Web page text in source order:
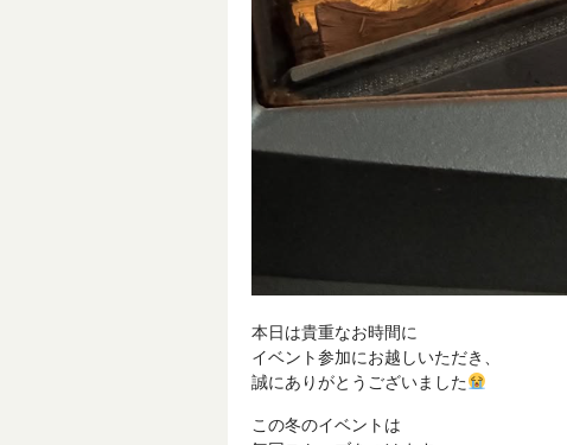
本日は貴重なお時間に
イベント参加にお越しいただき、
誠にありがとうございました
この冬のイベントは